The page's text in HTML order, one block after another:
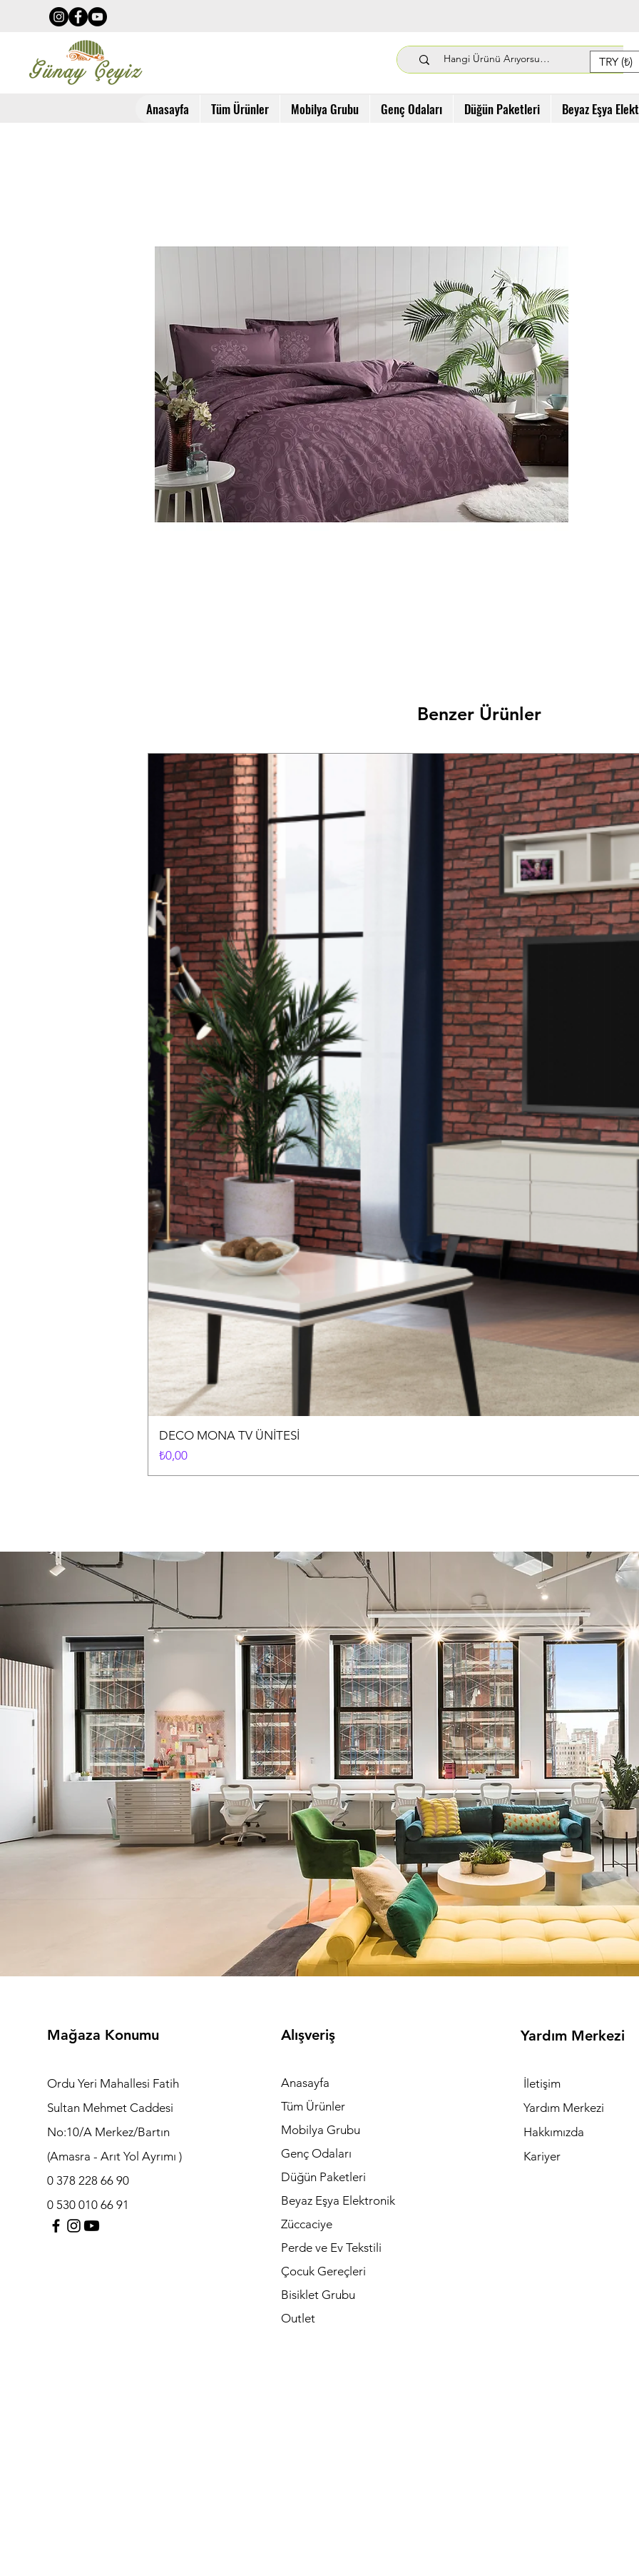
TRY (₺)
Anasayfa Tüm Ürünler Mobilya Grubu Genç Odaları Düğün Paketleri Beyaz Eşya
Benzer Ürünler
DECO MONA TV ÜNİTESİ
Fiyat
₺0,00
Mağaza Konumu
Ordu Yeri Mahallesi Fatih
Sultan Mehmet Caddesi
No:10/A Merkez/Bartın
(Amasra - Arıt Yol Ayrımı )
0 378 228 66 90
0 530 010 66 91
Alışveriş
Anasayfa
Tüm Ürünler
Mobilya Grubu
Genç Odaları
Düğün Paketleri
Beyaz Eşya Elektronik
Züccaciye
Perde ve Ev Tekstili
Çocuk Gereçleri
Bisiklet Grubu
Outlet
Yardım Merkezi
İletişim
Yardım Merkezi
Hakkımızda
Kariyer